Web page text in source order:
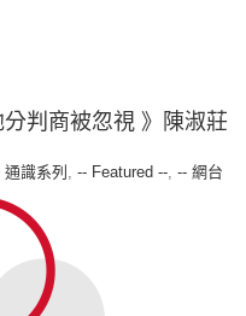
判商被忽視 》陳淑莊
識系列 , -- Featured --, -- 網台